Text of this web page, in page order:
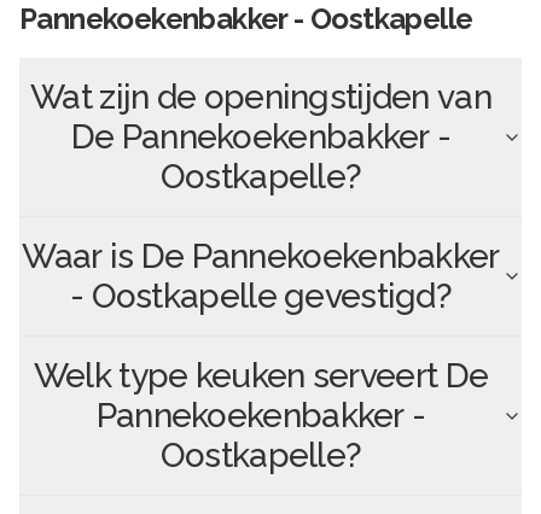
Pannekoekenbakker - Oostkapelle
Wat zijn de openingstijden van
De Pannekoekenbakker -
Oostkapelle?
Waar is De Pannekoekenbakker
- Oostkapellegevestigd?
Welk type keuken serveert De
Pannekoekenbakker -
Oostkapelle?